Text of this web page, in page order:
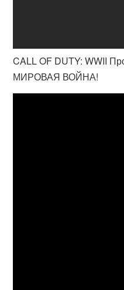
CALL OF DUTY: WWII
МИРОВАЯ ВОЙНА!